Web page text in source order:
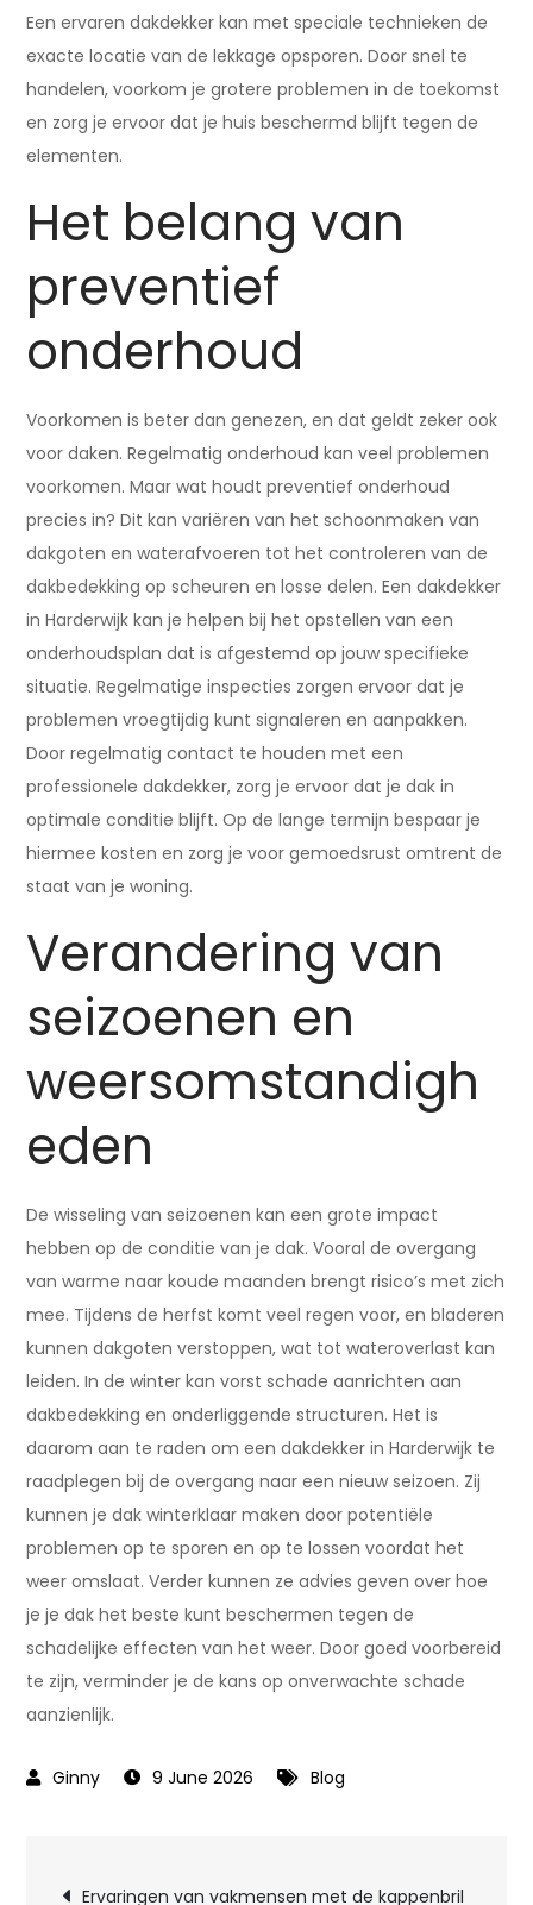
Een ervaren dakdekker kan met speciale technieken de
exacte locatie van de lekkage opsporen. Door snel te
handelen, voorkom je grotere problemen in de toekomst
en zorg je ervoor dat je huis beschermd blijft tegen de
elementen.
Het belang van
preventief
onderhoud
Voorkomen is beter dan genezen, en dat geldt zeker ook
voor daken. Regelmatig onderhoud kan veel problemen
voorkomen. Maar wat houdt preventief onderhoud
precies in? Dit kan variëren van het schoonmaken van
dakgoten en waterafvoeren tot het controleren van de
dakbedekking op scheuren en losse delen. Een dakdekker
in Harderwijk kan je helpen bij het opstellen van een
onderhoudsplan dat is afgestemd op jouw specifieke
situatie. Regelmatige inspecties zorgen ervoor dat je
problemen vroegtijdig kunt signaleren en aanpakken.
Door regelmatig contact te houden met een
professionele dakdekker, zorg je ervoor dat je dak in
optimale conditie blijft. Op de lange termijn bespaar je
hiermee kosten en zorg je voor gemoedsrust omtrent de
staat van je woning.
Verandering van
seizoenen en
weersomstandigh
eden
De wisseling van seizoenen kan een grote impact
hebben op de conditie van je dak. Vooral de overgang
van warme naar koude maanden brengt risico’s met zich
mee. Tijdens de herfst komt veel regen voor, en bladeren
kunnen dakgoten verstoppen, wat tot wateroverlast kan
leiden. In de winter kan vorst schade aanrichten aan
dakbedekking en onderliggende structuren. Het is
daarom aan te raden om een dakdekker in Harderwijk te
raadplegen bij de overgang naar een nieuw seizoen. Zij
kunnen je dak winterklaar maken door potentiële
problemen op te sporen en op te lossen voordat het
weer omslaat. Verder kunnen ze advies geven over hoe
je je dak het beste kunt beschermen tegen de
schadelijke effecten van het weer. Door goed voorbereid
te zijn, verminder je de kans op onverwachte schade
aanzienlijk.
9 June 2026 Blog
Post
Ervaringen van vakmensen met de kappenbril